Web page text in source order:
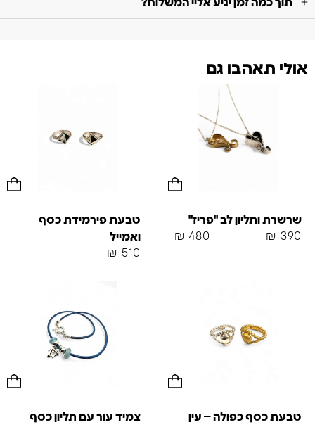
תוך כמה זמן יגיע אליי המשלוח?
אולי תאהבו גם
שרשרת ותליון לב "פריז"
₪ 390
–
₪ 480
טבעת פירמידת כסף
ואמייל
₪ 510
טבעת כסף כפולה – עין
צמיד עור עם תליון כסף